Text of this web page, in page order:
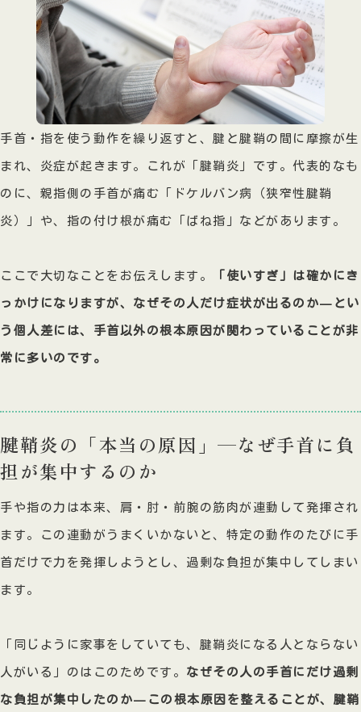
手首・指を使う動作を繰り返すと、腱と腱鞘の間に摩擦が生
まれ、炎症が起きます。これが「腱鞘炎」です。代表的なも
のに、親指側の手首が痛む「ドケルバン病（狭窄性腱鞘
炎）」や、指の付け根が痛む「ばね指」などがあります。
ここで大切なことをお伝えします。
「使いすぎ」は確かにき
っかけになりますが、なぜその人だけ症状が出るのか—とい
う個人差には、手首以外の根本原因が関わっていることが非
常に多いのです。
腱鞘炎の「本当の原因」—なぜ手首に負
担が集中するのか
手や指の力は本来、肩・肘・前腕の筋肉が連動して発揮され
ます。この連動がうまくいかないと、特定の動作のたびに手
首だけで力を発揮しようとし、過剰な負担が集中してしまい
ます。
「同じように家事をしていても、腱鞘炎になる人とならない
人がいる」のはこのためです。 なぜその人の手首にだけ過剰
な負担が集中したのか—この根本原因を整えることが、腱鞘